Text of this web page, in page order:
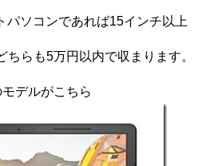
パソコンであれば15インチ以上
らも5万円以内で収まります。
デルがこちら